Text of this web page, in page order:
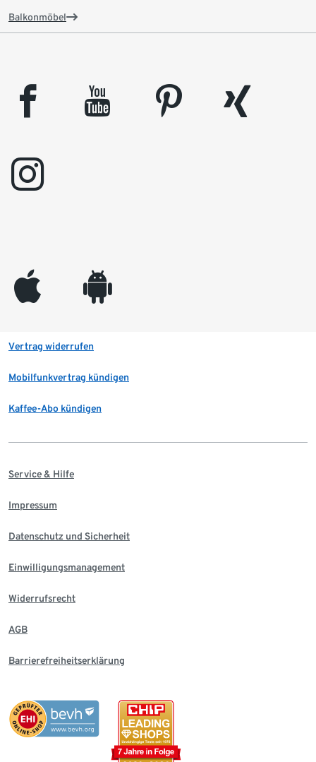
Balkonmöbel
facebook youtube pinterest
xing
instagram
appleinc android
Vertrag widerrufen
Mobilfunkvertrag kündigen
Kaffee-Abo kündigen
Service & Hilfe
Impressum
Datenschutz und Sicherheit
Einwilligungsmanagement
Widerrufsrecht
AGB
Barrierefreiheitserklärung